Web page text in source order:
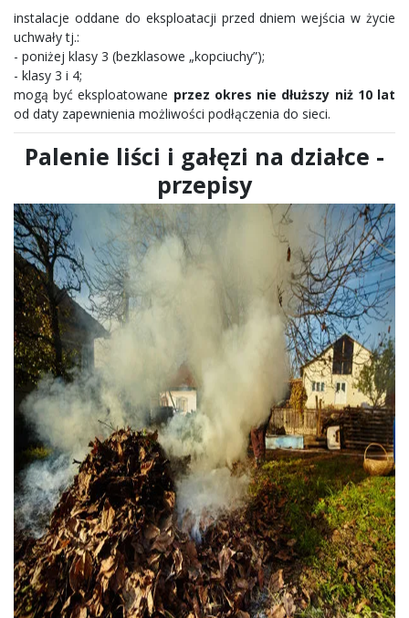
instalacje oddane do eksploatacji przed dniem wejścia w życie
uchwały tj.:
- poniżej klasy 3 (bezklasowe „kopciuchy”);
- klasy 3 i 4;
mogą być eksploatowane przez okres nie dłuższy niż 10 lat
od daty zapewnienia możliwości podłączenia do sieci.
Palenie liści i gałęzi na działce -
przepisy